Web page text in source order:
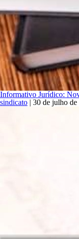
Informativo Jurídico:
sindicato | 30 de julho de